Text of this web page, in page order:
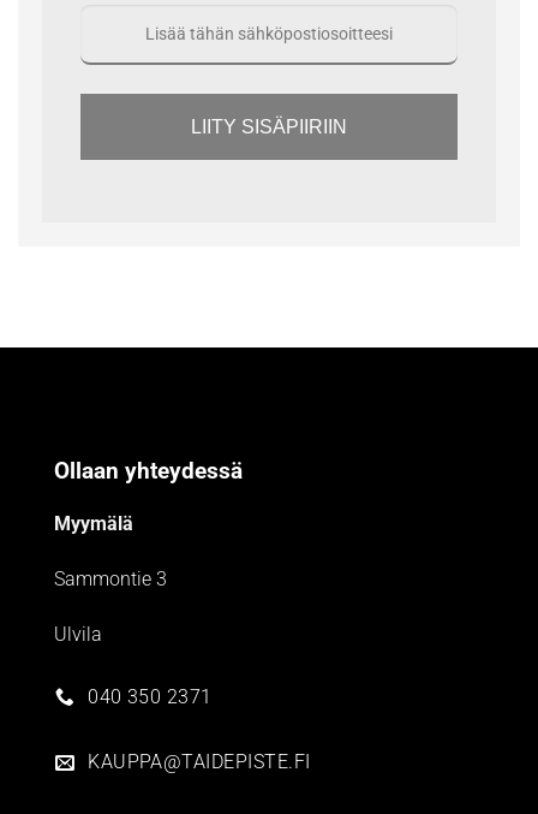
LIITY SISÄPIIRIIN
Ollaan yhteydessä
Myymälä
Sammontie 3
Ulvila
040 350 2371
KAUPPA@TAIDEPISTE.FI